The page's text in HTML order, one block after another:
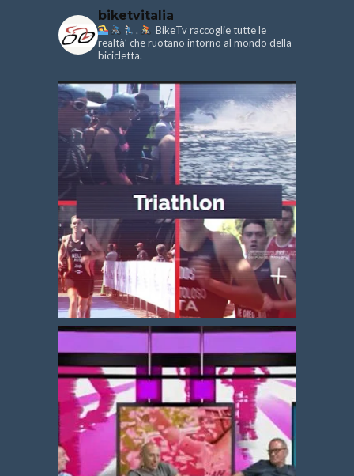
biketvitalia
.
BikeTv raccoglie tutte le
realtà’ che ruotano intorno al mondo della
bicicletta.